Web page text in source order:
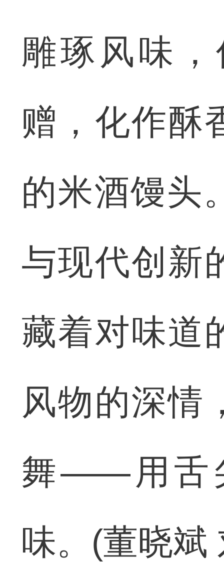
雕琢风味
赠，化作酥
的米酒馒头
与现代创新
藏着对味道
风物的深情
舞——用舌
味。(董晓斌